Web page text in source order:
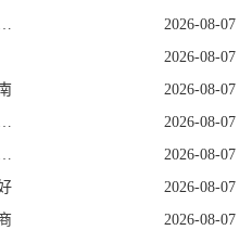
海关常见的五个遣返原因
2026-08-07
2026-08-07
2026-08-07
子人生全周期的身份红利
2026-08-07
会英语？看完这篇就不焦虑了
2026-08-07
2026-08-07
2026-08-07